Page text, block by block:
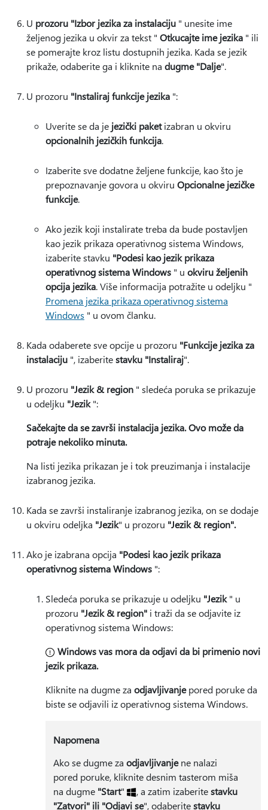
U prozoru "Izbor jezika za instalaciju " unesite ime
željenog jezika u okvir za tekst " Otkucajte ime jezika " ili
se pomerajte kroz listu dostupnih jezika. Kada se jezik
prikaže, odaberite ga i kliknite na dugme "Dalje".
U prozoru "Instaliraj funkcije jezika ":
Uverite se da je jezički paketizabran u okviru
opcionalnih jezičkih funkcija.
Izaberite sve dodatne željene funkcije, kao što je
prepoznavanje govora u okviru Opcionalne jezičke
funkcije.
Ako jezik koji instalirate treba da bude postavljen
kao jezik prikaza operativnog sistema Windows,
izaberite stavku "Podesi kao jezik prikaza
operativnog sistema Windows " u okviru željenih
opcija jezika. Više informacija potražite u odeljku "
Promena jezika prikaza operativnog sistema
Windows " u ovom članku.
Kada odaberete sve opcije u prozoru "Funkcije jezika za
instalaciju ", izaberitestavku "Instaliraj".
U prozoru "Jezik & region " sledeća poruka se prikazuje
u odeljku "Jezik":
Sačekajte da se završi instalacija jezika. Ovo može da
potraje nekoliko minuta.
Na listi jezika prikazan je i tok preuzimanja i instalacije
izabranog jezika.
Kada se završi instaliranje izabranog jezika, on se dodaje
u okviru odeljka "Jezik" u prozoru "Jezik & region".
Ako je izabrana opcija "Podesi kao jezik prikaza
operativnog sistema Windows ":
Sledeća poruka se prikazuje u odeljku "Jezik" u
prozoru "Jezik & region" i traži da se odjavite iz
operativnog sistema Windows:
Windows vas mora da odjavi da bi primenio novi
jezik prikaza.
Kliknite na dugme za odjavljivanjepored poruke da
biste se odjavili iz operativnog sistema Windows.
Napomena
Ako se dugme za odjavljivanjene nalazi
pored poruke, kliknite desnim tasterom miša
na dugme "Start" , a zatim izaberitestavku
"Zatvori" ili "Odjavi se", odaberitestavku